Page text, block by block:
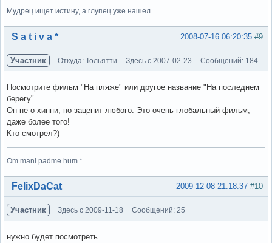
Мудрец ищет истину, а глупец уже нашел..
Вне форума #9
2008-07-16 06:20:35
S a t i v a *
Участник Откуда: Тольятти Здесь с 2007-02-23 Сообщений: 184
Посмотрите фильм "На пляже" или другое название "На последнем
берегу".
Он не о хиппи, но зацепит любого. Это очень глобальный фильм,
даже более того!
Кто смотрел?)
Om mani padme hum *
Вне форума #10
2009-12-08 21:18:37
FelixDaCat
Участник Здесь с 2009-11-18 Сообщений: 25
нужно будет посмотреть